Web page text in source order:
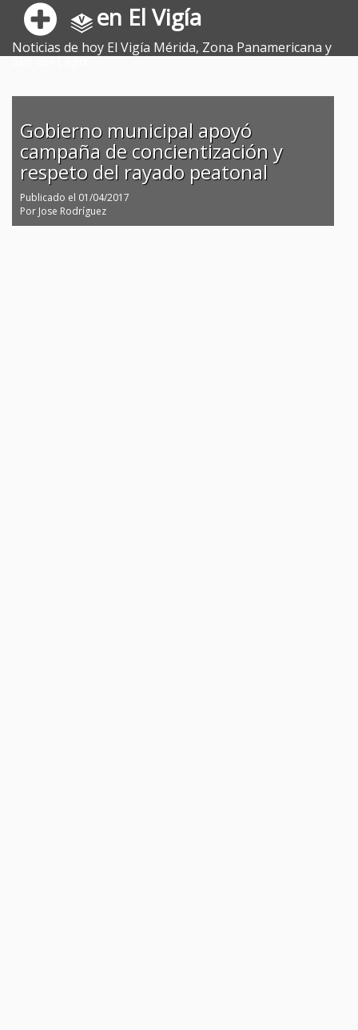
en El Vigía
Noticias de hoy El Vigía Mérida, Zona Panamericana y
Sur del Lago.
Gobierno municipal apoyó
campaña de concientización y
respeto del rayado peatonal
Publicado el 01/04/2017
Por Jose Rodríguez